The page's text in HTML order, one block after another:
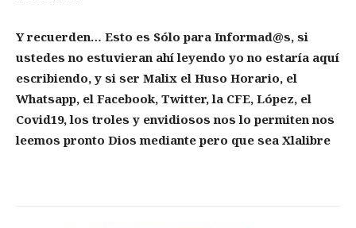
Y recuerden… Esto es Sólo para Informad@s, si
ustedes no estuvieran ahí leyendo yo no estaría aquí
escribiendo, y si ser Malix el Huso Horario, el
Whatsapp, el Facebook, Twitter, la CFE, López, el
Covid19, los troles y envidiosos nos lo permiten nos
leemos pronto Dios mediante pero que sea Xlalibre